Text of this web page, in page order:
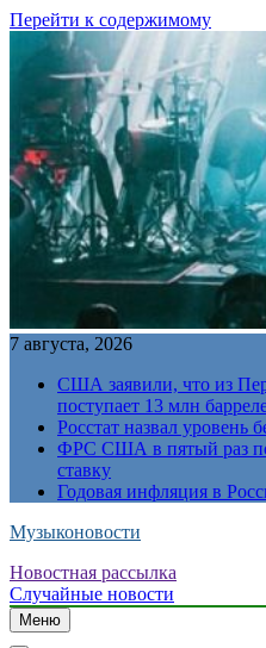
Перейти к содержимому
7 августа, 2026
США заявили, что из
поступает 13 млн
Росстат назвал
ФРС США в пятый раз
ставку
Годовая инфляция в
Музыконовости
Новостная рассылка
Случайные новости
Меню